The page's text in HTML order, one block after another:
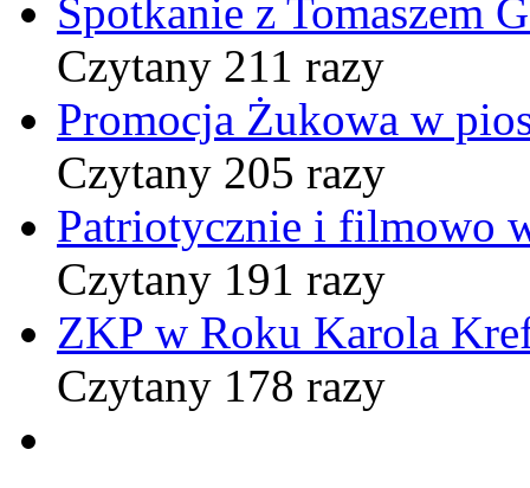
Spotkanie z Tomaszem
Czytany 211 razy
Promocja Żukowa w
Czytany 205 razy
Patriotycznie i filmowo
Czytany 191 razy
ZKP w Roku Karola
Czytany 178 razy